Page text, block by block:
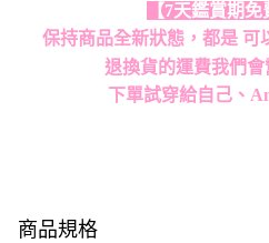
【7天鑑賞期免
保持商品全新狀態，都是 可
退換貨的運費我們會
下單試穿給自己、
商品規格